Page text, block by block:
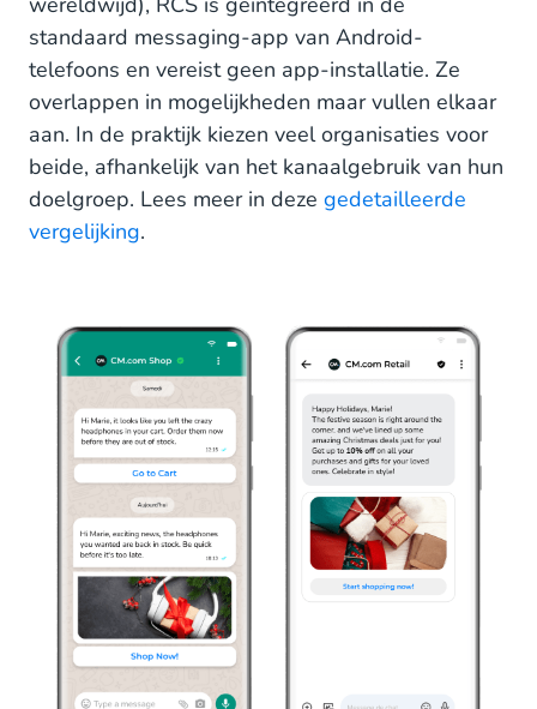
standaard messaging-app van Android-
telefoons en vereist geen app-installatie. Ze
overlappen in mogelijkheden maar vullen elkaar
aan. In de praktijk kiezen veel organisaties voor
beide, afhankelijk van het kanaalgebruik van hun
doelgroep. Lees meer in deze gedetailleerde
vergelijking.